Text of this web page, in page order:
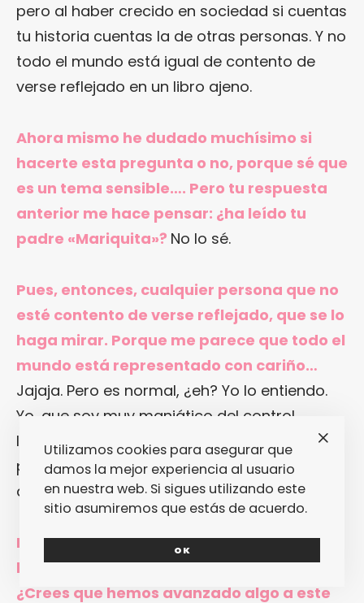
pero al haber crecido en sociedad si cuentas
tu historia cuentas la de otras personas. Y no
todo el mundo está igual de contento de
verse reflejado en un libro ajeno.
Ahora mismo he dudado muchísimo si
hacerte esta pregunta o no, porque sé que
es un tema sensible…. Pero tu respuesta
anterior me hace pensar: ¿ha leído tu
padre «Mariquita»? No lo sé.
Pues, entonces, cualquier persona que no
esté contento de verse reflejado, que se lo
haga mirar. Porque me parece que todo el
mundo está representado con cariño…
Jajaja. Pero es normal, ¿eh? Yo lo entiendo.
Yo, que soy muy maniático del control,
llevaría regular saber que alguien de mi
pasado está escribiendo algo en lo que
aparezco yo. Lo entiendo perfectamente.
Pero, bueno, siguiendo… Cosas de las que
habla “Mariquita”… Primero, bullying.
¿Crees que hemos avanzado algo a este
Utilizamos cookies para asegurar que
damos la mejor experiencia al usuario
en nuestra web. Si sigues utilizando este
sitio asumiremos que estás de acuerdo.
OK